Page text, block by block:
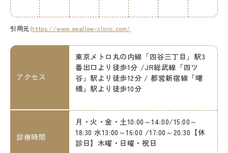
引用元:https://www.swallow-clinic.com/
アクセス
東京メトロ丸の内線「四谷三丁目」駅3
番出口より徒歩1分 /JR総武線「四ツ
谷」駅より徒歩12分 / 都営新宿線「曙
橋」駅より徒歩10分
診療時間
月・火・金・土10:00～14:00/15:00～
18:30 水13:00～16:00 /17:00～20:30【休
診日】木曜・日曜・祝日